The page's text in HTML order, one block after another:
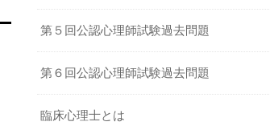
第５回公認心理師試験過去問題
第６回公認心理師試験過去問題
臨床心理士とは